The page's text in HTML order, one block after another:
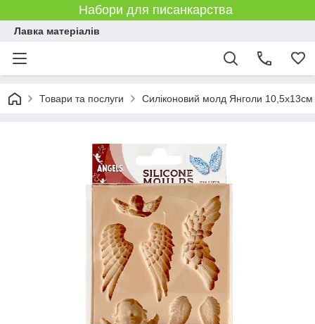
Набори для писанкарства
Лавка матеріалів
Товари та послуги Силіконовий молд Янголи